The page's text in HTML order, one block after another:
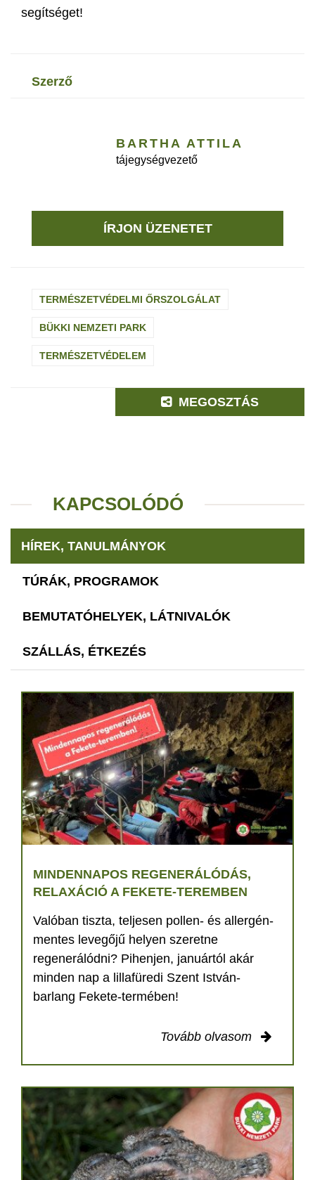
segítséget!
szerző
BARTHA ATTILA
tájegységvezető
ÍRJON ÜZENETET
TERMÉSZETVÉDELMI ŐRSZOLGÁLAT
BÜKKI NEMZETI PARK
TERMÉSZETVÉDELEM
MEGOSZTÁS
KAPCSOLÓDÓ
HÍREK, TANULMÁNYOK
TÚRÁK, PROGRAMOK
BEMUTATÓHELYEK, LÁTNIVALÓK
SZÁLLÁS, ÉTKEZÉS
MINDENNAPOS REGENERÁLÓDÁS,
RELAXÁCIÓ A FEKETE-TEREMBEN
Valóban tiszta, teljesen pollen- és allergén-
mentes levegőjű helyen szeretne
regenerálódni? Pihenjen, januártól akár
minden nap a lillafüredi Szent István-
barlang Fekete-termében!
Tovább olvasom